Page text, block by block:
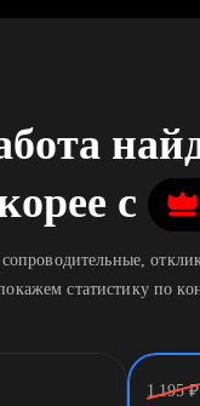
c
статистику по
1 195 ₽